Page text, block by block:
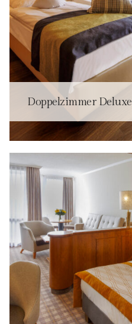
Doppelzimmer Deluxe